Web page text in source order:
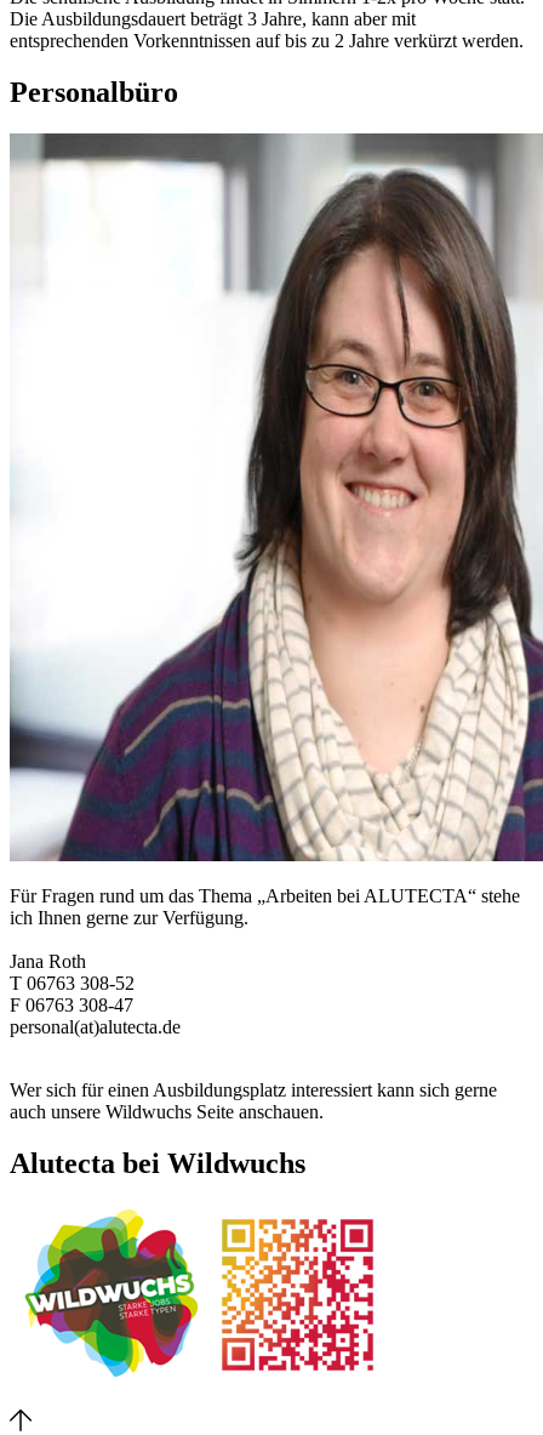
Die Ausbildungsdauert beträgt 3 Jahre, kann aber mit
entsprechenden Vorkenntnissen auf bis zu 2 Jahre verkürzt werden.
Personalbüro
Für Fragen rund um das Thema „Arbeiten bei ALUTECTA“ stehe
ich Ihnen gerne zur Verfügung.
Jana Roth
T 06763 308-52
F 06763 308-47
personal(at)alutecta.de
Wer sich für einen Ausbildungsplatz interessiert kann sich gerne
auch unsere Wildwuchs Seite anschauen.
Alutecta bei Wildwuchs